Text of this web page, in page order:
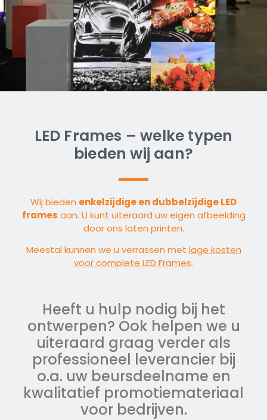
LED Frames – welke typen
bieden wij aan?
Wij bieden enkelzijdige en dubbelzijdige LED
frames aan. U kunt uiteraard uw eigen afbeelding
door ons laten printen.
Meestal kunnen we u verrassen met lage kosten
voor complete LED Frames.
Heeft u hulp nodig bij het
ontwerpen? Ook helpen we u
uiteraard graag verder als
professioneel leverancier bij
o.a. uw beursdeelname en
kwalitatief promotiemateriaal
voor bedrijven.